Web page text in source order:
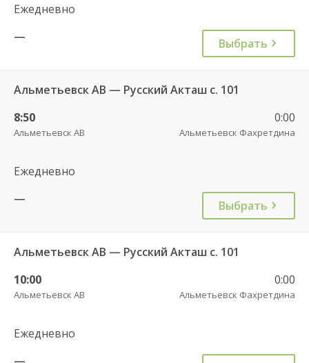
Ежедневно
—
Выбрать
Альметьевск АВ — Русский Акташ с. 101
8:50
Альметьевск АВ
0:00
Альметьевск Фахретдина
Ежедневно
—
Выбрать
Альметьевск АВ — Русский Акташ с. 101
10:00
Альметьевск АВ
0:00
Альметьевск Фахретдина
Ежедневно